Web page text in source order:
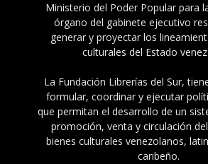
Ministerio del Poder Popular para
órgano del gabinete ejecutivo
generar y proyectar los
culturales del Estado
La Fundación Librerías del Sur,
formular, coordinar y ejecutar
que permitan el desarrollo de un
promoción, venta y circulación
bienes culturales venezolanos,
caribeño.